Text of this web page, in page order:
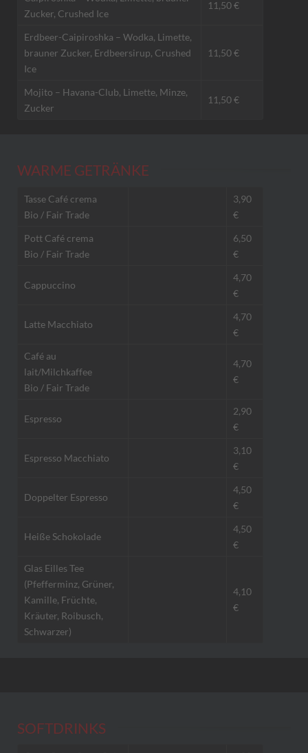
Zucker, Crushed Ice
11,50 €
Erdbeer-Caipiroshka – Wodka, Limette,
brauner Zucker, Erdbeersirup, Crushed
Ice
11,50 €
Mojito – Havana-Club, Limette, Minze,
Zucker
11,50 €
WARME GETRÄNKE
Tasse Café crema
Bio / Fair Trade
3,90
€
Pott Café crema
Bio / Fair Trade
6,50
€
Cappuccino
4,70
€
Latte Macchiato
4,70
€
Café au
lait/Milchkaffee
Bio / Fair Trade
4,70
€
Espresso
2,90
€
Espresso Macchiato
3,10
€
Doppelter Espresso
4,50
€
Heiße Schokolade
4,50
€
Glas Eilles Tee
(Pfefferminz, Grüner,
Kamille, Früchte,
Kräuter, Roibusch,
Schwarzer)
4,10
€
SOFTDRINKS